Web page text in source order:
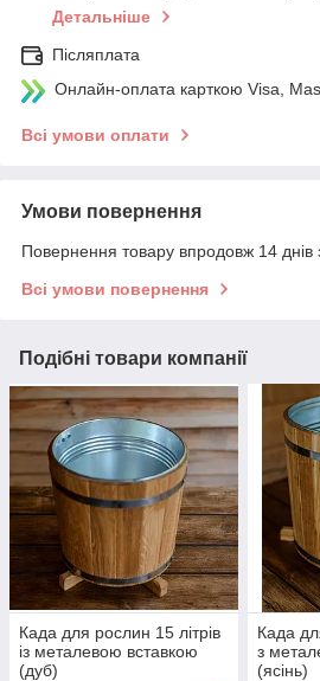
Детальніше
Післяплата
Онлайн-оплата карткою Visa,
Всі умови оплати
Умови повернення
Повернення товару впродовж 14 днів
Всі умови повернення
Подібні товари компанії
Када для рослин 15 літрів
із металевою вставкою
(дуб)
Када
з
(ясінь)